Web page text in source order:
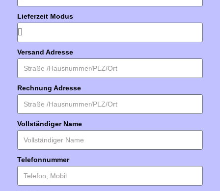
Lieferzeit Modus
Versand Adresse
Rechnung Adresse
Vollständiger Name
Telefonnummer